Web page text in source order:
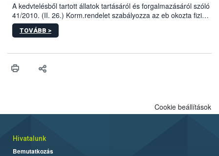
A kedvtelésből tartott állatok tartásáról és forgalmazásáról szóló
41/2010. (II. 26.) Korm.rendelet szabályozza az eb okozta fizikai
sérülés, illetve ennek veszélye keletkezésekor felmerülő
hatósági feladatokat, valamint a veszélyes eb tartását és annak
vonni az ebek viselkedésének megítélésében jártas szakértőt.
TOVÁBB >
Cookie beállítások
Hivatalunk
Bemutatkozás